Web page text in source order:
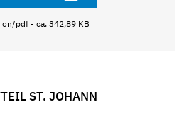
pdf - ca. 342,89 KB
ST. JOHANN